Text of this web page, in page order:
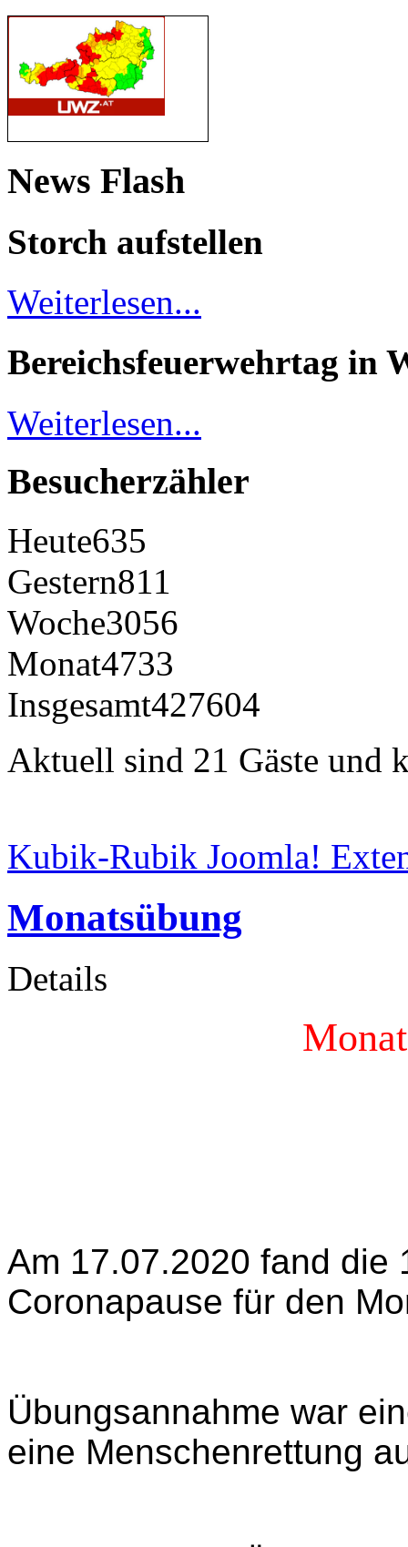
News Flash
Storch aufstellen
Weiterlesen...
Bereichsfeuerwehrtag in
Weiterlesen...
Besucherzähler
Heute635
Gestern811
Woche3056
Monat4733
Insgesamt427604
Aktuell sind 21 Gäste und
Kubik-Rubik Joomla!
Monatsübung
Details
Am 17.07.2020 fand die
Coronapause für den
Übungsannahme war
eine Menschenrettung